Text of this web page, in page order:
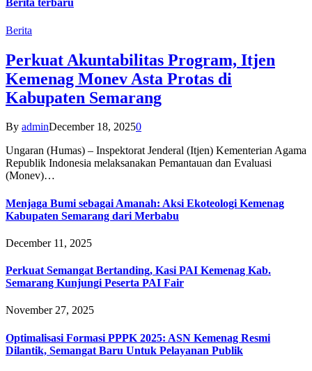
Berita terbaru
Berita
Perkuat Akuntabilitas Program, Itjen
Kemenag Monev Asta Protas di
Kabupaten Semarang
By adminDecember 18, 20250
Ungaran (Humas) – Inspektorat Jenderal (Itjen) Kementerian Agama
Republik Indonesia melaksanakan Pemantauan dan Evaluasi
(Monev)…
Menjaga Bumi sebagai Amanah: Aksi Ekoteologi Kemenag
Kabupaten Semarang dari Merbabu
December 11, 2025
Perkuat Semangat Bertanding, Kasi PAI Kemenag Kab.
Semarang Kunjungi Peserta PAI Fair
November 27, 2025
Optimalisasi Formasi PPPK 2025: ASN Kemenag Resmi
Dilantik, Semangat Baru Untuk Pelayanan Publik